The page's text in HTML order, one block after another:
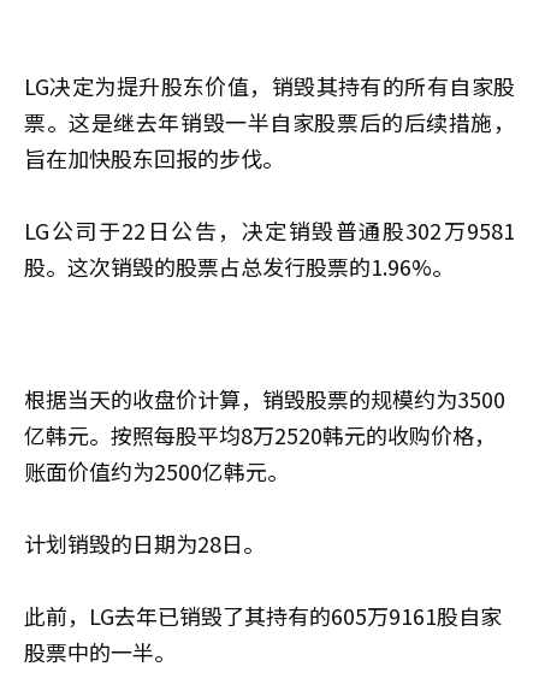
LG决定为提升股东价值，销毁其持有的所有自家股
票。这是继去年销毁一半自家股票后的后续措施，
旨在加快股东回报的步伐。
LG公司于22日公告，决定销毁普通股302万9581
股。这次销毁的股票占总发行股票的1.96%。
根据当天的收盘价计算，销毁股票的规模约为3500
亿韩元。按照每股平均8万2520韩元的收购价格，
账面价值约为2500亿韩元。
计划销毁的日期为28日。
此前，LG去年已销毁了其持有的605万9161股自家
股票中的一半。